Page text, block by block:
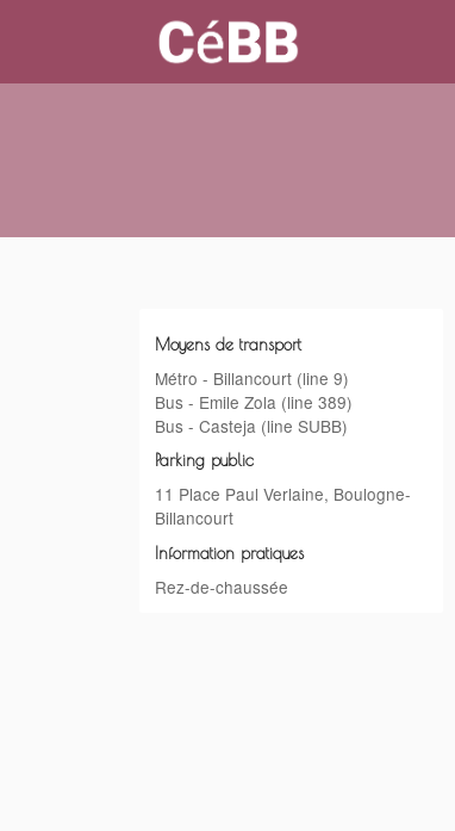
Moyens de transport
Métro - Billancourt (line 9)
Bus - Emile Zola (line 389)
Bus - Casteja (line SUBB)
Parking public
11 Place Paul Verlaine, Boulogne-
Billancourt
Information pratiques
Rez-de-chaussée